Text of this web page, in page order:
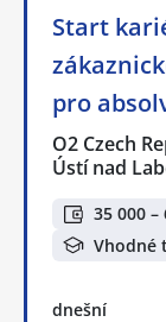
Start
pro
O2 Czech
Ústí nad
35 000 –
Vhodné
dnešní